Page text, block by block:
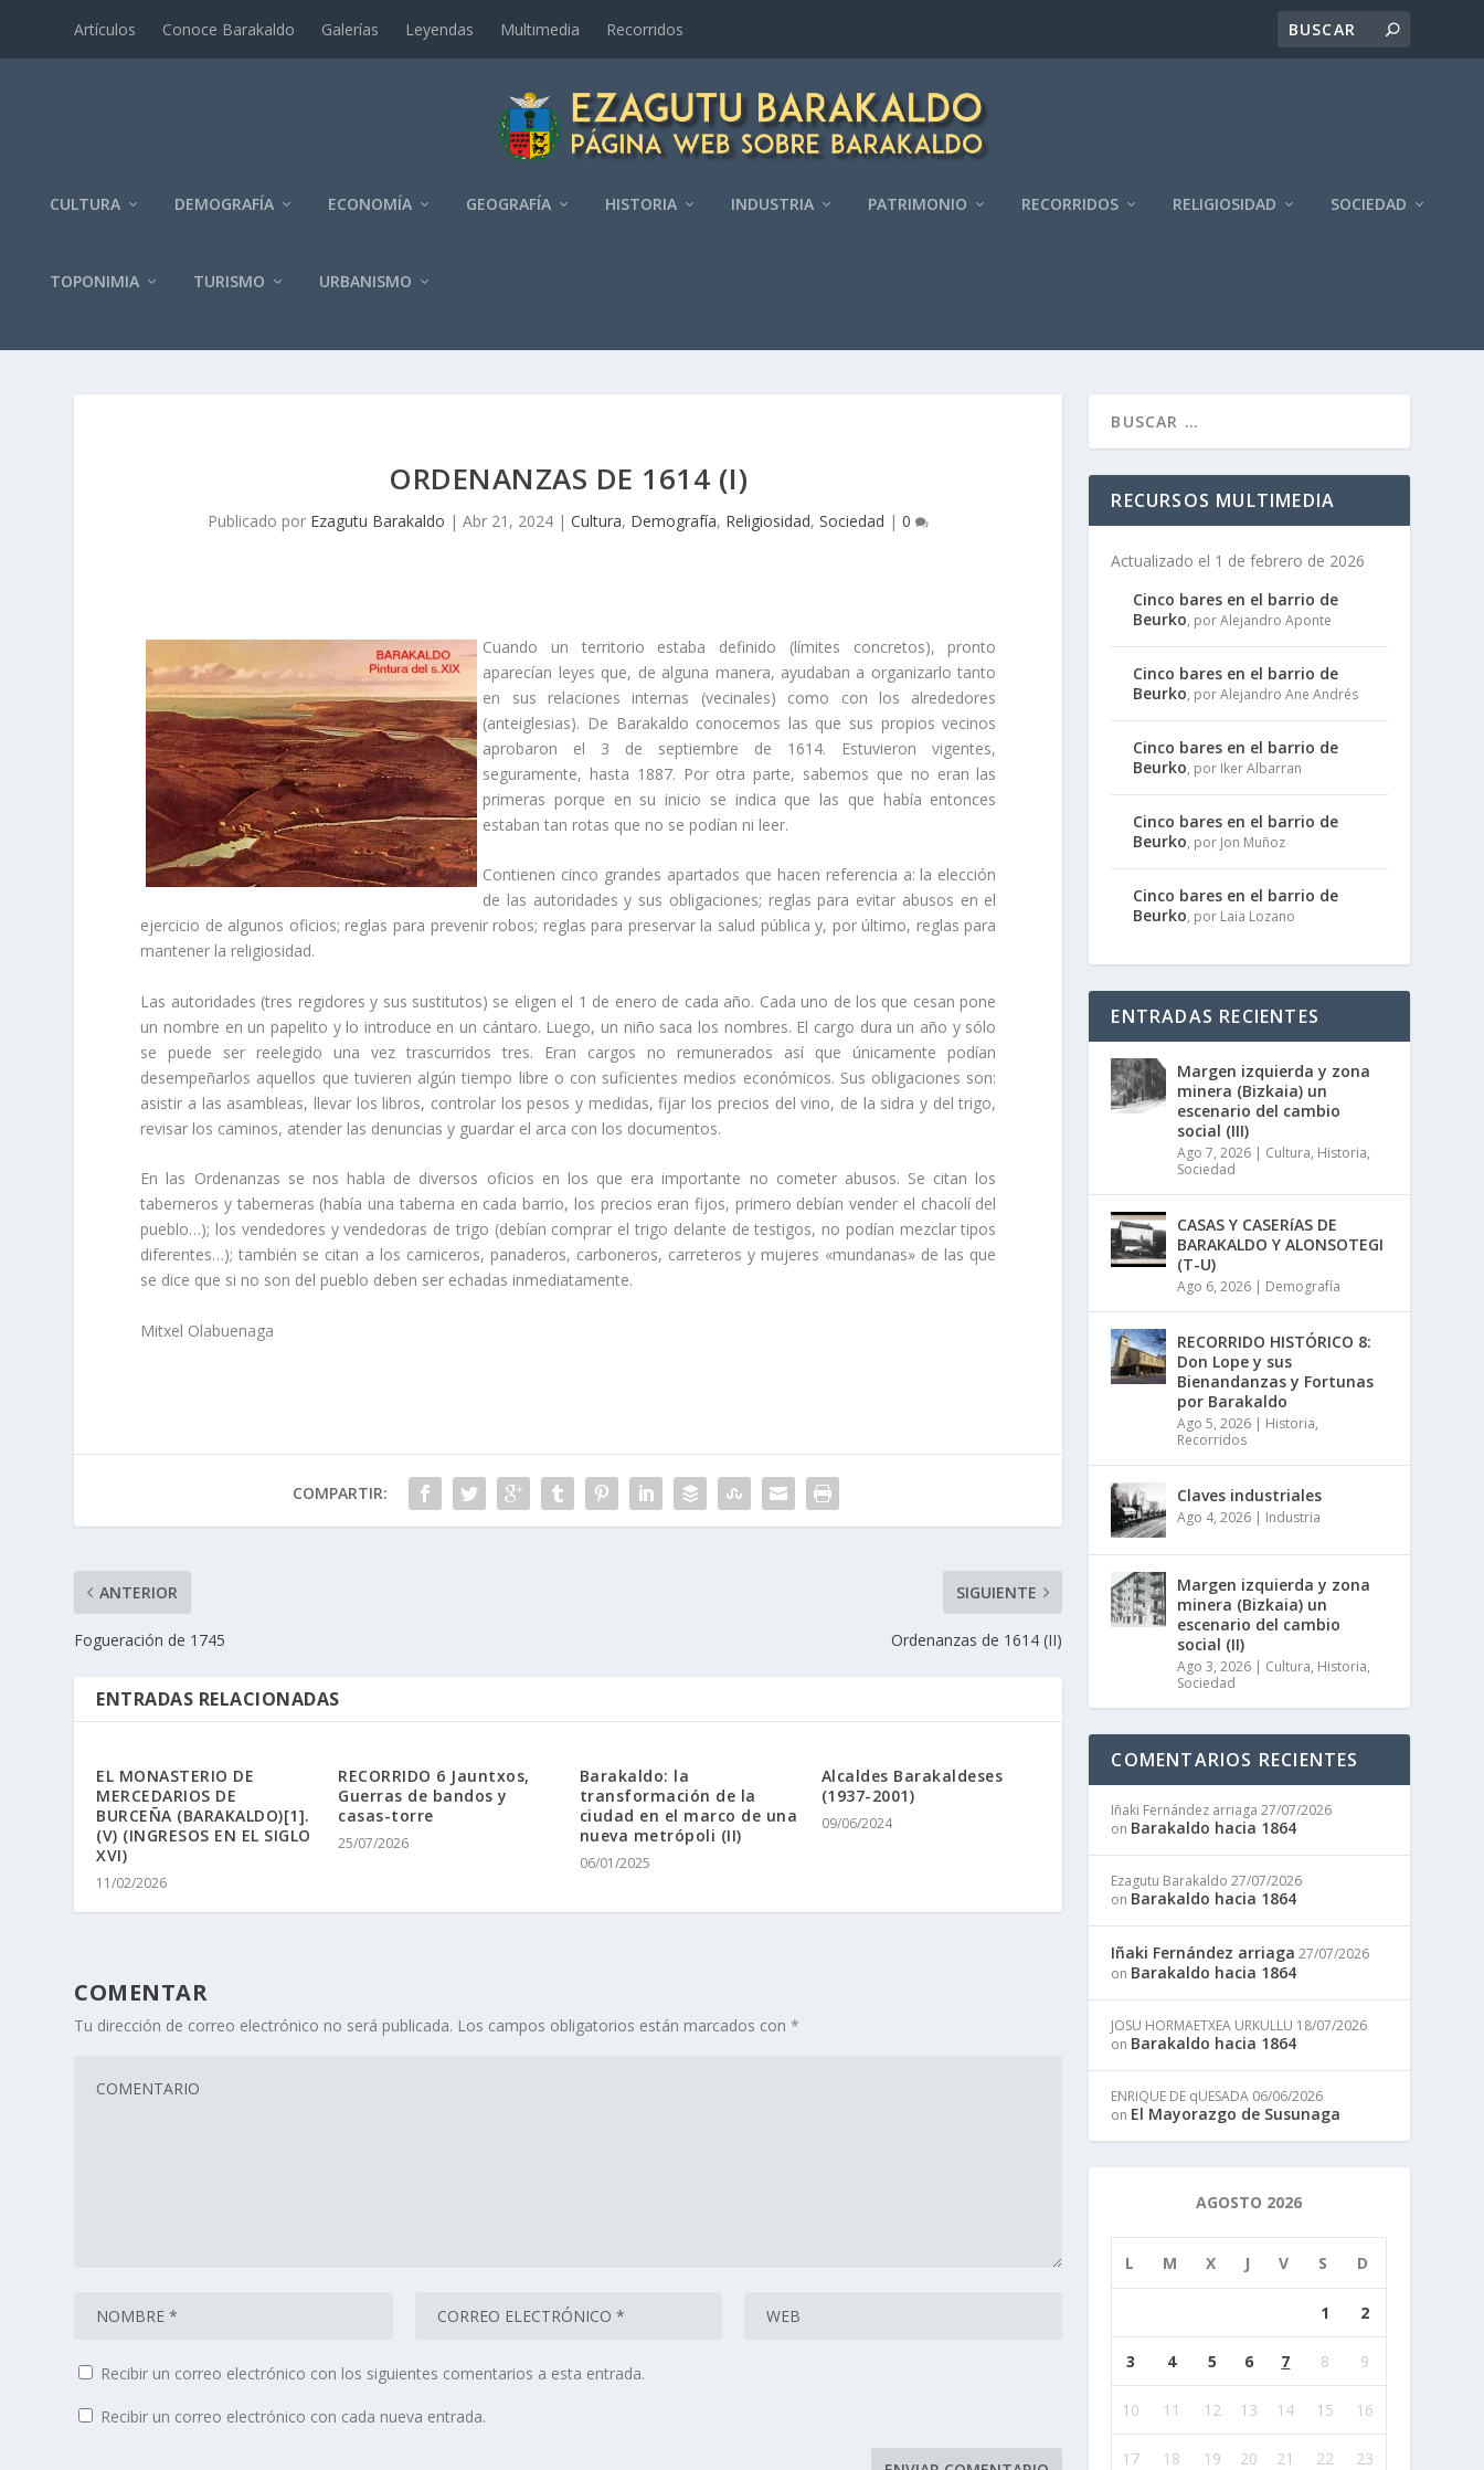
Artí­culos Conoce Barakaldo Galerí­as Leyendas Multimedia Recorridos
CULTURA DEMOGRAFÍA ECONOMÍA GEOGRAFÍ­A HISTORIA INDUSTRIA PATRIMONIO RECORRIDOS RELIGIOSIDAD SOCIEDAD
TOPONIMIA TURISMO URBANISMO
ORDENANZAS DE 1614 (I)
Publicado por Ezagutu Barakaldo |Abr 21, 2024 |Cultura, Demografía, Religiosidad,Sociedad |0
Cuando un territorio estaba definido (lí­mites concretos), pronto
aparecí­an leyes que, de alguna manera, ayudaban a organizarlo tanto
en sus relaciones internas (vecinales) como con los alrededores
(anteiglesias). De Barakaldo conocemos las que sus propios vecinos
aprobaron el 3 de septiembre de 1614. Estuvieron vigentes,
seguramente, hasta 1887. Por otra parte, sabemos que no eran las
primeras porque en su inicio se indica que las que habí­a entonces
estaban tan rotas que no se podí­an ni leer.
Contienen cinco grandes apartados que hacen referencia a: la elección
de las autoridades y sus obligaciones; reglas para evitar abusos en el
ejercicio de algunos oficios; reglas para prevenir robos; reglas para preservar la salud pública y, por último, reglas para
mantener la religiosidad.
Las autoridades (tres regidores y sus sustitutos) se eligen el 1 de enero de cada año. Cada uno de los que cesan pone
un nombre en un papelito y lo introduce en un cántaro. Luego, un niño saca los nombres. El cargo dura un año y sólo
se puede ser reelegido una vez trascurridos tres. Eran cargos no remunerados así­ que únicamente podí­an
desempeñarlos aquellos que tuvieren algún tiempo libre o con suficientes medios económicos. Sus obligaciones son:
asistir a las asambleas, llevar los libros, controlar los pesos y medidas, fijar los precios del vino, de la sidra y del trigo,
revisar los caminos, atender las denuncias y guardar el arca con los documentos.
En las Ordenanzas se nos habla de diversos oficios en los que era importante no cometer abusos. Se citan los
taberneros y taberneras (habí­a una taberna en cada barrio, los precios eran fijos, primero debí­an vender el chacolí­ del
pueblo…); los vendedores y vendedoras de trigo (debí­an comprar el trigo delante de testigos, no podí­an mezclar tipos
diferentes…); también se citan a los carniceros, panaderos, carboneros, carreteros y mujeres «mundanas» de las que
se dice que si no son del pueblo deben ser echadas inmediatamente.
Mitxel Olabuenaga
COMPARTIR:
ANTERIOR
Fogueración de 1745
SIGUIENTE
Ordenanzas de 1614 (II)
ENTRADAS RELACIONADAS
EL MONASTERIO DE
MERCEDARIOS DE
BURCEÑA (BARAKALDO)[1].
(V) (INGRESOS EN EL SIGLO
XVI)
11/02/2026
RECORRIDO 6 Jauntxos,
Guerras de bandos y
casas-torre
25/07/2026
Barakaldo: la
transformación de la
ciudad en el marco de una
nueva metrópoli (II)
06/01/2025
Alcaldes Barakaldeses
(1937-2001)
09/06/2024
COMENTAR
Tu dirección de correo electrónico no será publicada. Los campos obligatorios están marcados con*
Recibir un correo electrónico con los siguientes comentarios a esta entrada.
Recibir un correo electrónico con cada nueva entrada.
RECURSOS MULTIMEDIA
Actualizado el 1 de febrero de 2026
Cinco bares en el barrio de
Beurko, por Alejandro Aponte
Cinco bares en el barrio de
Beurko, por Alejandro Ane Andrés
Cinco bares en el barrio de
Beurko, por Iker Albarran
Cinco bares en el barrio de
Beurko, por Jon Muñoz
Cinco bares en el barrio de
Beurko, por Laia Lozano
ENTRADAS RECIENTES
Margen izquierda y zona
minera (Bizkaia) un
escenario del cambio
social (III)
Ago 7, 2026 | Cultura, Historia,
Sociedad
CASAS Y CASERíAS DE
BARAKALDO Y ALONSOTEGI
(T-U)
Ago 6, 2026 | Demografía
RECORRIDO HISTÓRICO 8:
Don Lope y sus
Bienandanzas y Fortunas
por Barakaldo
Ago 5, 2026 | Historia,
Recorridos
Claves industriales
Ago 4, 2026 | Industria
Margen izquierda y zona
minera (Bizkaia) un
escenario del cambio
social (II)
Ago 3, 2026 | Cultura, Historia,
Sociedad
COMENTARIOS RECIENTES
Iñaki Fernández arriaga 27/07/2026
on Barakaldo hacia 1864
Ezagutu Barakaldo 27/07/2026
on Barakaldo hacia 1864
Iñaki Fernández arriaga 27/07/2026
on Barakaldo hacia 1864
JOSU HORMAETXEA URKULLU 18/07/2026
on Barakaldo hacia 1864
ENRIQUE DE qUESADA 06/06/2026
on El Mayorazgo de Susunaga
AGOSTO 2026
L M X J V S D
1 2
3 4 5 6 7 8 9
10 11 12 13 14 15 16
17 18 19 20 21 22 23